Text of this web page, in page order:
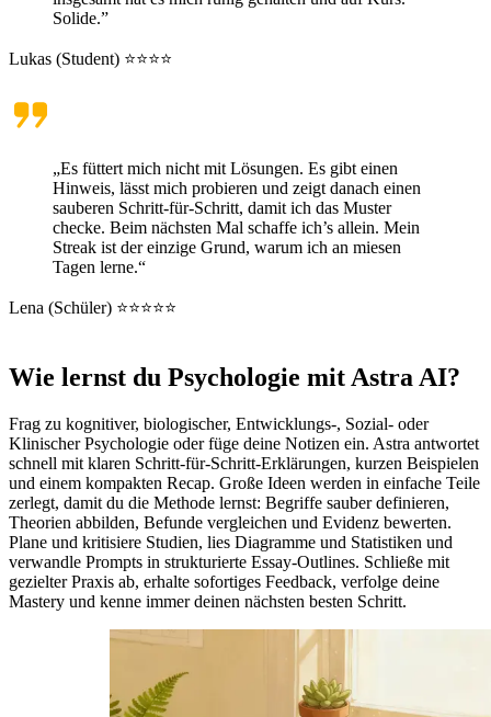
Solide.”
Lukas (Student) ⭐⭐⭐⭐
„Es füttert mich nicht mit Lösungen. Es gibt einen
Hinweis, lässt mich probieren und zeigt danach einen
sauberen Schritt-für-Schritt, damit ich das Muster
checke. Beim nächsten Mal schaffe ich’s allein. Mein
Streak ist der einzige Grund, warum ich an miesen
Tagen lerne.“
Lena (Schüler) ⭐⭐⭐⭐⭐
Wie lernst du Psychologie mit Astra AI?
Frag zu kognitiver, biologischer, Entwicklungs-, Sozial- oder
Klinischer Psychologie oder füge deine Notizen ein. Astra antwortet
schnell mit klaren Schritt-für-Schritt-Erklärungen, kurzen Beispielen
und einem kompakten Recap. Große Ideen werden in einfache Teile
zerlegt, damit du die Methode lernst: Begriffe sauber definieren,
Theorien abbilden, Befunde vergleichen und Evidenz bewerten.
Plane und kritisiere Studien, lies Diagramme und Statistiken und
verwandle Prompts in strukturierte Essay-Outlines. Schließe mit
gezielter Praxis ab, erhalte sofortiges Feedback, verfolge deine
Mastery und kenne immer deinen nächsten besten Schritt.